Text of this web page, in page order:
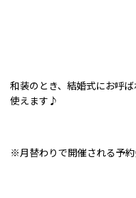
和装のとき、結婚式にお呼
使えます♪
※月替わりで開催される予約